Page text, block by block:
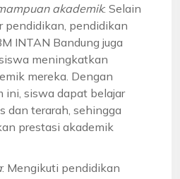
akademik: Selain
pendidikan, pendidikan
INTAN Bandung juga
meningkatkan
mereka. Dengan
ini, siswa dapat belajar
dan terarah, sehingga
prestasi akademik
: Mengikuti pendidikan